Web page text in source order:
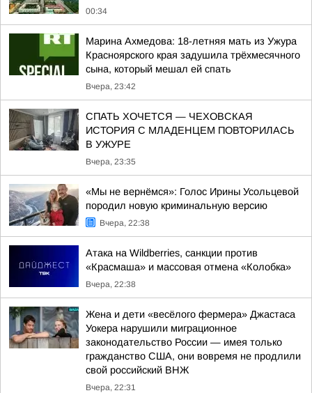
00:34
Марина Ахмедова: 18-летняя мать из Ужура
Красноярского края задушила трёхмесячного
сына, который мешал ей спать
Вчера, 23:42
СПАТЬ ХОЧЕТСЯ — ЧЕХОВСКАЯ
ИСТОРИЯ С МЛАДЕНЦЕМ ПОВТОРИЛАСЬ
В УЖУРЕ
Вчера, 23:35
«Мы не вернёмся»: Голос Ирины Усольцевой
породил новую криминальную версию
Вчера, 22:38
Атака на Wildberries, санкции против
«Красмаша» и массовая отмена «Колобка»
Вчера, 22:38
Жена и дети «весёлого фермера» Джастаса
Уокера нарушили миграционное
законодательство России — имея только
гражданство США, они вовремя не продлили
свой российский ВНЖ
Вчера, 22:31